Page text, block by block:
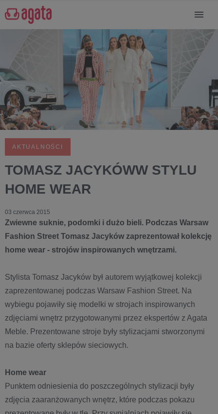
AKTUALNOŚCI
TOMASZ JACYKÓWW STYLU
HOME WEAR
03 czerwca 2015
Zwiewne suknie, podomki i dużo bieli. Podczas Warsaw
Fashion Street Tomasz Jacyków zaprezentował kolekcję
home wear - strojów inspirowanych wnętrzami.
Stylista Tomasz Jacyków był autorem wyjątkowej kolekcji
zaprezentowanej podczas Warsaw Fashion Street. Na
wybiegu pojawiły się modelki w strojach inspirowanych
zdjęciami wnętrz przygotowanymi przez ekspertów z Agata
Meble. Prezentowane stroje były stylizacjami stworzonymi
na bazie oferty sklepów sieciowych.
Home wear
Punktem odniesienia do poszczególnych stylizacji były
zdjęcia zaaranżowanych wnętrz, które podczas pokazu